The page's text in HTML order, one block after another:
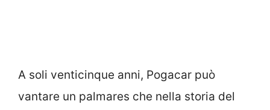
A soli venticinque anni, Pogacar può
vantare un palmares che nella storia del